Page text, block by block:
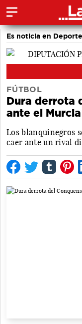
Es noticia en
Área de Deportes
FÚTBOL
Dura derrota
ante el
Los blanquinegros
caer ante un rival